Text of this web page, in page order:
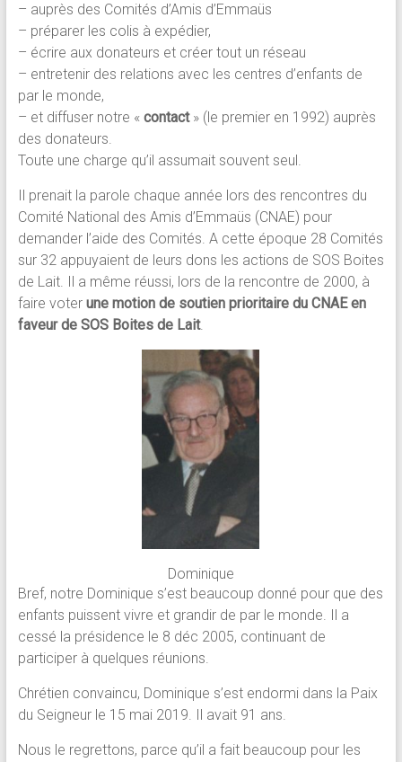
– auprès des Comités d’Amis d’Emmaüs
– préparer les colis à expédier,
– écrire aux donateurs et créer tout un réseau
– entretenir des relations avec les centres d’enfants de
par le monde,
– et diffuser notre « contact» (le premier en 1992) auprès
des donateurs.
Toute une charge qu’il assumait souvent seul.
Il prenait la parole chaque année lors des rencontres du
Comité National des Amis d’Emmaüs (CNAE) pour
demander l’aide des Comités. A cette époque 28 Comités
sur 32 appuyaient de leurs dons les actions de SOS Boites
de Lait. Il a même réussi, lors de la rencontre de 2000, à
faire voter une motion de soutien prioritaire du CNAE en
faveur de SOS Boites de Lait.
Dominique
Bref, notre Dominique s’est beaucoup donné pour que des
enfants puissent vivre et grandir de par le monde. Il a
cessé la présidence le 8 déc 2005, continuant de
participer à quelques réunions.
Chrétien convaincu, Dominique s’est endormi dans la Paix
du Seigneur le 15 mai 2019. Il avait 91 ans.
Nous le regrettons, parce qu’il a fait beaucoup pour les